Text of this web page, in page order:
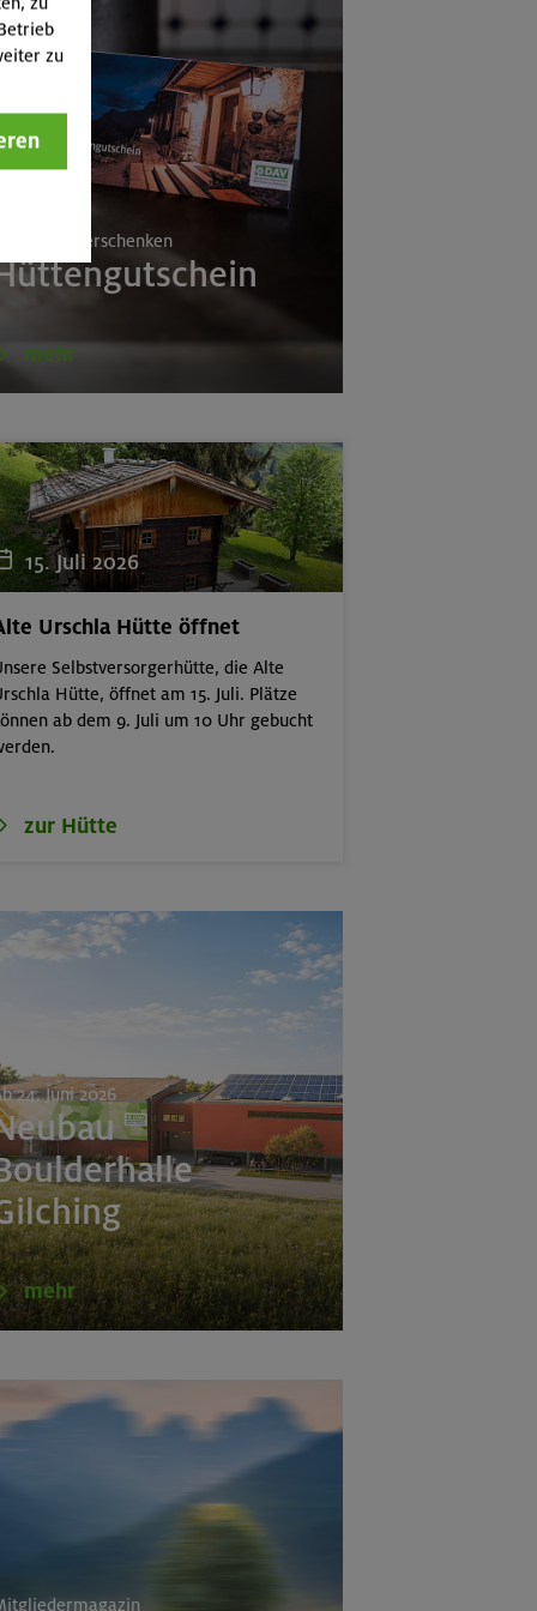
verschenken
mehr
15. Juli 2026
Urschla Hütte öffnet
Selbstversorgerhütte, die Alte
Hütte, öffnet am 15. Juli. Plätze
ab dem 9. Juli um 10 Uhr gebucht
zur Hütte
24. Juni 2026
mehr
zu